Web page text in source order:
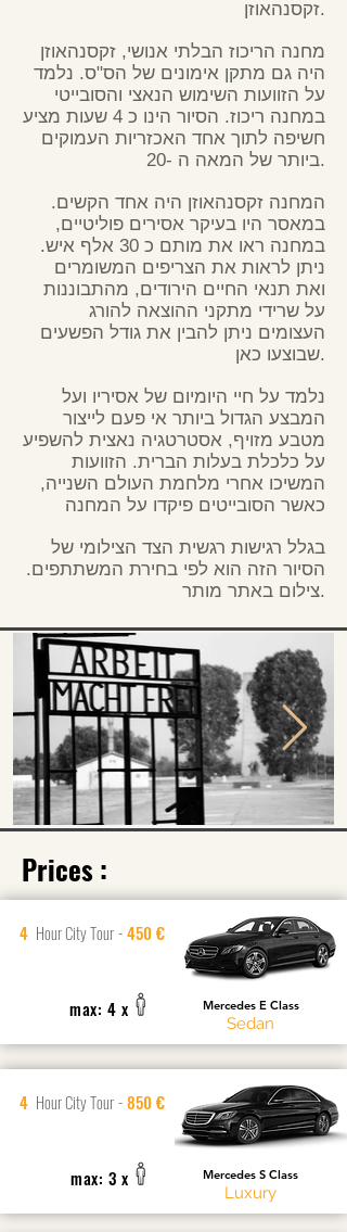
זקסנהאוזן.
מחנה הריכוז הבלתי אנושי, זקסנהאוזן
היה גם מתקן אימונים של הס"ס. נלמד
על הזוועות השימוש הנאצי והסובייטי
במחנה ריכוז. הסיור הינו כ 4 שעות מציע
חשיפה לתוך אחד האכזריות העמוקים
ביותר של המאה ה -20.
המחנה זקסנהאוזן היה אחד הקשים.
במאסר היו בעיקר אסירים פוליטיים,
במחנה ראו את מותם כ 30 אלף איש.
ניתן לראות את הצריפים המשומרים
ואת תנאי החיים הירודים, מהתבוננות
על שרידי מתקני ההוצאה להורג
העצומים ניתן להבין את גודל הפשעים
שבוצעו כאן.
נלמד על חיי היומיום של אסיריו ועל
המבצע הגדול ביותר אי פעם לייצור
מטבע מזויף, אסטרטגיה נאצית להשפיע
על כלכלת בעלות הברית. הזוועות
המשיכו אחרי מלחמת העולם השנייה,
כאשר הסובייטים פיקדו על המחנה
בגלל רגישות רגשית הצד הצילומי של
הסיור הזה הוא לפי בחירת המשתתפים.
צילום באתר מותר.
Prices :
4 Hour City Tour-450 €
Mercedes E Class
max: 4 x
Sedan
4 Hour City Tour-850 €
Mercedes S Class
max: 3 x
Luxury